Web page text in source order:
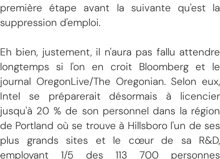
première étape avant la suivante qu'est la
suppression d'emploi.
Eh bien, justement, il n'aura pas fallu attendre
longtemps si l'on en croit Bloomberg et le
journal OregonLive/The Oregonian. Selon eux,
Intel se préparerait désormais à licencier
jusqu'à 20 % de son personnel dans la région
de Portland où se trouve à Hillsboro l'un de ses
plus grands sites et le cœur de sa R&D,
employant 1/5 des 113 700 personnes